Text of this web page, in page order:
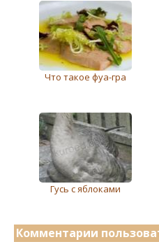
Что такое фуа-гра
Гусь с яблоками
Комментарии